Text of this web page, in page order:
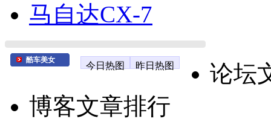
马自达CX-7
酷车美女
今日热图 昨日热图
论坛
博客文章排行